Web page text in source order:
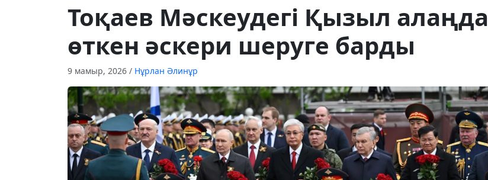
Тоқаев Мәскеудегі Қызыл алаңда
өткен әскери шеруге барды
9 мамыр, 2026 / Нұрлан Әлинұр